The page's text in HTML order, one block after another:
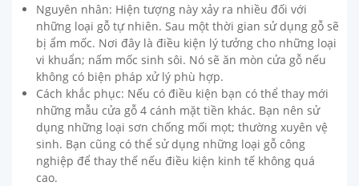
Nguyên nhân: Hiện tượng này xảy ra nhiều đối với
những loại gỗ tự nhiên. Sau một thời gian sử dụng gỗ sẽ
bị ẩm mốc. Nơi đây là điều kiện lý tưởng cho những loại
vi khuẩn; nấm mốc sinh sôi. Nó sẽ ăn mòn cửa gỗ nếu
không có biện pháp xử lý phù hợp.
Cách khắc phục: Nếu có điều kiện bạn có thể thay mới
những mẫu cửa gỗ 4 cánh mặt tiền khác. Bạn nên sử
dụng những loại sơn chống mối mọt; thường xuyên vệ
sinh. Bạn cũng có thể sử dụng những loại gỗ công
nghiệp để thay thế nếu điều kiện kinh tế không quá
cao.